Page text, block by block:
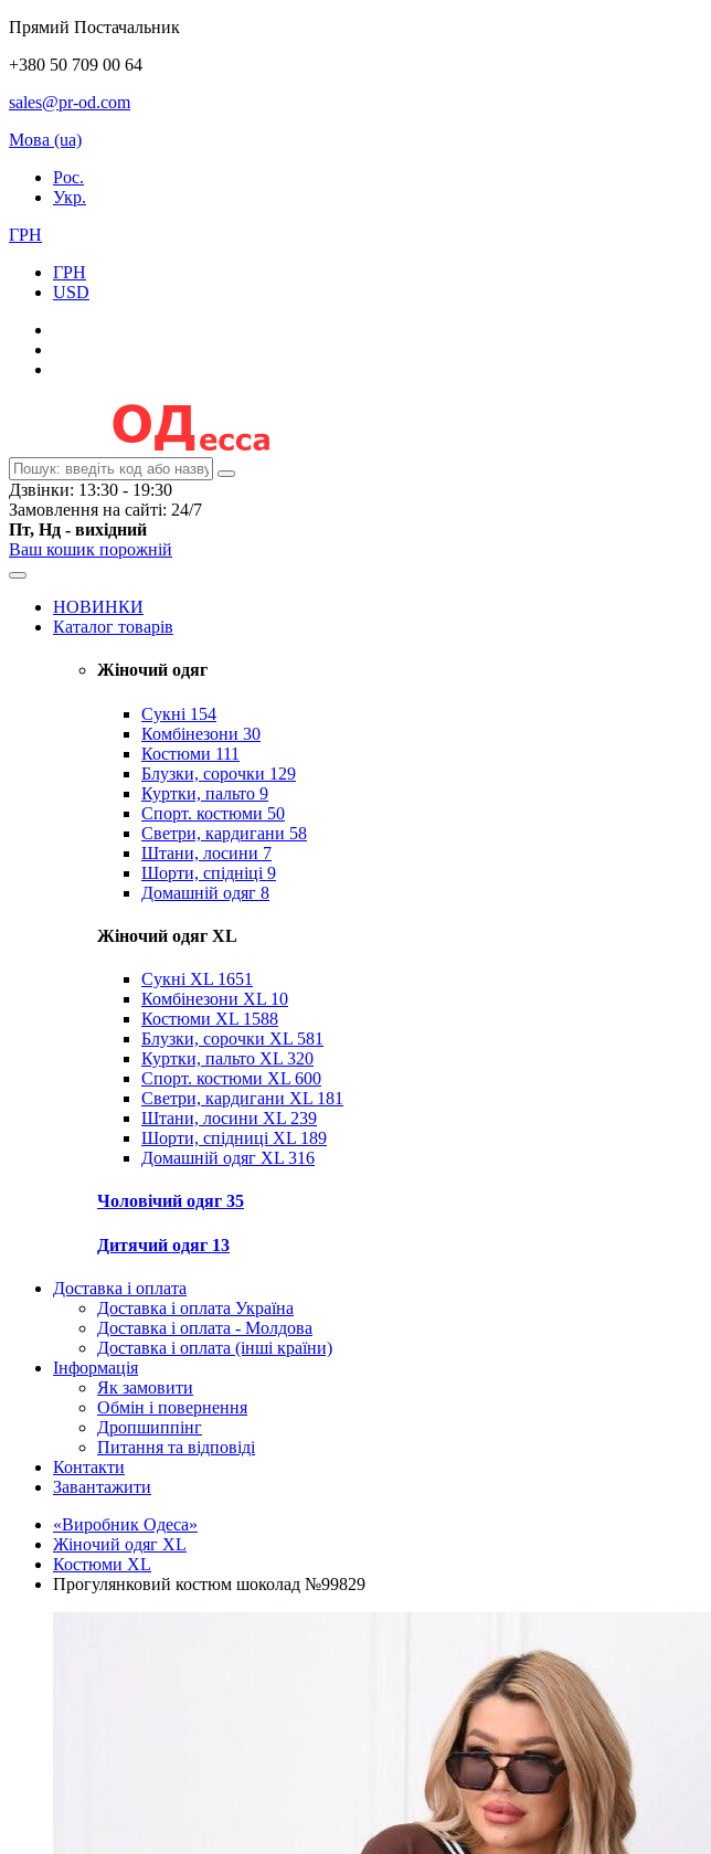
Прямий Постачальник
+380 50 709 00 64
sales@pr-od.com
Мова (ua)
Рос.
Укр.
ГРН
ГРН
USD
Дзвінки: 13:30 - 19:30
Замовлення на сайті: 24/7
Пт, Нд - вихідний
Ваш кошик порожній
НОВИНКИ
Каталог товарів
Жіночий одяг
Сукні 154
Комбінезони 30
Костюми 111
Блузки, сорочки 129
Куртки, пальто 9
Спорт. костюми 50
Светри, кардигани 58
Штани, лосини 7
Шорти, спідніці 9
Домашній одяг 8
Жіночий одяг XL
Cукні XL 1651
Комбінезони XL 10
Костюми XL 1588
Блузки, сорочки XL 581
Куртки, пальто XL 320
Спорт. костюми XL 600
Светри, кардигани XL 181
Штани, лосини XL 239
Шорти, спідниці XL 189
Домашній одяг XL 316
Чоловічий одяг 35
Дитячий одяг 13
Доставка і оплата
Доставка і оплата Україна
Доставка і оплата - Молдова
Доставка і оплата (інші країни)
Інформація
Як замовити
Обмін і повернення
Дропшиппінг
Питання та відповіді
Контакти
Завантажити
«Виробник Одеса»
Жіночий одяг XL
Костюми XL
Прогулянковий костюм шоколад №99829